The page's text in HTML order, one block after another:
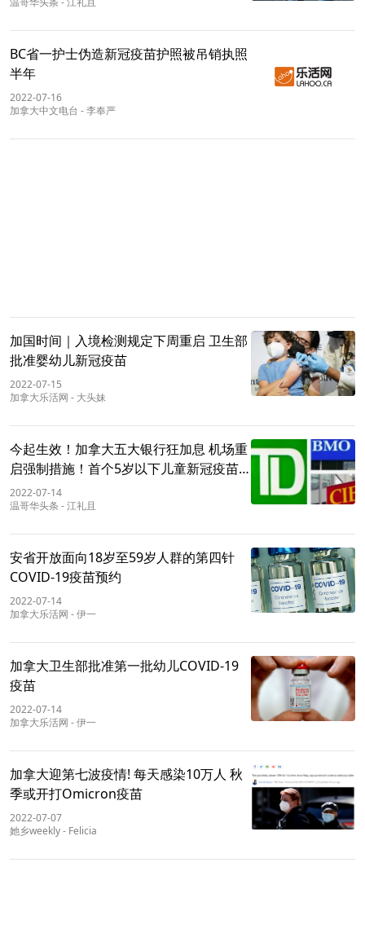
BC省一护士伪造新冠疫苗护照被吊销执照
半年
2022-07-16
加拿大中文电台 -李奉严
加国时间｜入境检测规定下周重启 卫生部
批准婴幼儿新冠疫苗
2022-07-15
加拿大乐活网 - 大头妹
今起生效！加拿大五大银行狂加息 机场重
启强制措施！首个5岁以下儿童新冠疫苗
获批！BC住院病例再上升
2022-07-14
温哥华头条 -江礼且
安省开放面向18岁至59岁人群的第四针
COVID-19疫苗预约
2022-07-14
加拿大乐活网 -伊一
加拿大卫生部批准第一批幼儿COVID-19
疫苗
2022-07-14
加拿大乐活网 -伊一
加拿大迎第七波疫情! 每天感染10万人 秋
季或开打Omicron疫苗
2022-07-07
她乡weekly- Felicia